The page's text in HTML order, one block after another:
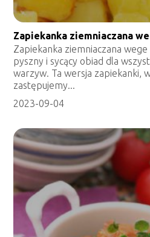
Zapiekanka ziemniaczana
Zapiekanka ziemniaczana wege
pyszny i sycący obiad dla
warzyw. Ta wersja zapiekanki,
zastępujemy...
2023-09-04